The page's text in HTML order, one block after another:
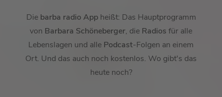
Diebarba radio Appheißt: Das Hauptprogramm
von Barbara Schöneberger, die Radios für alle
Lebenslagen und alle Podcast-Folgen an einem
Ort. Und das auch noch kostenlos. Wo gibt's das
heute noch?